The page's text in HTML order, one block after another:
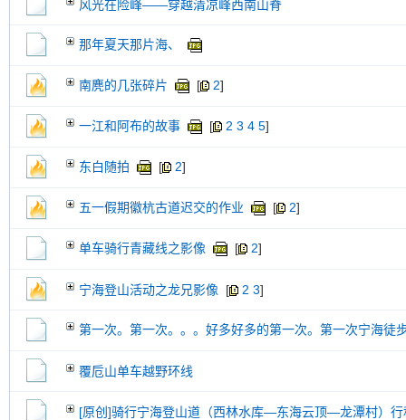
风光在险峰——穿越清凉峰西南山脊
那年夏天那片海、
南麂的几张碎片 [ 2]
一江和阿布的故事 [ 2 3 4 5]
东白随拍 [ 2]
五一假期徽杭古道迟交的作业 [ 2]
单车骑行青藏线之影像 [ 2]
宁海登山活动之龙兄影像 [ 2 3]
第一次。第一次。。。好多好多的第一次。第一次宁海徒
覆卮山单车越野环线
[原创]骑行宁海登山道（西林水库—东海云顶—龙潭村）行